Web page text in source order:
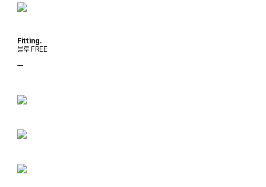
Fitting.
블루 FREE
ㅡ